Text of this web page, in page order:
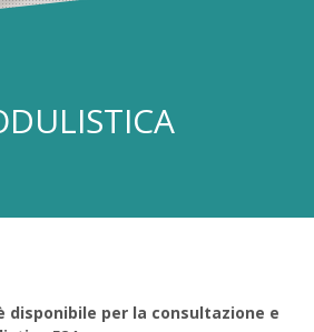
disponibile per la consultazione e